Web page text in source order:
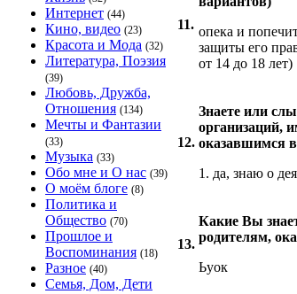
Интернет (44)
Кино, видео (23)
Красота и Мода (32)
Литература, Поэзия
(39)
Любовь, Дружба,
Отношения (134)
Мечты и Фантазии
(33)
Музыка (33)
Обо мне и О нас (39)
О моём блоге (8)
Политика и
Общество (70)
Прошлое и
Воспоминания (18)
Разное (40)
Семья, Дом, Дети
11. опека и
защиты его
от 14 до 18 лет)
12.
Знаете или
организаций,
оказавшимся
1. да, знаю о
13.
Какие Вы
родителям,
Ьуок